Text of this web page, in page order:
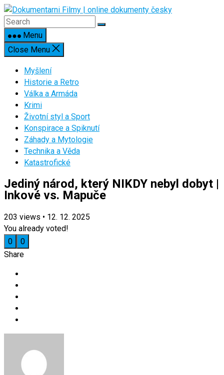
Skip
to
contentMenu
Close Menu
Myšlení
Historie a Retro
Válka a Armáda
Krimi
Životní styl a Sport
Konspirace a Spiknutí
Záhady a Mytologie
Technika a Věda
Katastrofické
Jediný národ, který NIKDY nebyl dobyt |
Inkové vs. Mapuče
203 views • 12. 12. 2025
You already voted!
0
0
Share